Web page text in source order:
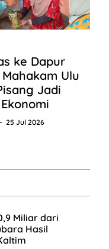
ke Dapur
Ulu
Jadi
25 Jul 2026
Miliar dari
Hasil